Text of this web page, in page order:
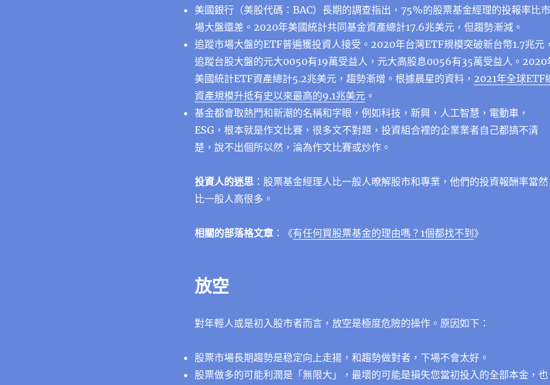
美國銀行（美股代碼：BAC）長期的調查指出，75%的股票基金經理的投報率比市
場大盤還差。2020年美國統計共同基⾦資產總計17.6兆美元，但趨勢漸減。
追蹤市場大盤的ETF普遍獲投資人接受。2020年台灣ETF規模突破新台幣1.7兆元，
追蹤台股大盤的元大0050有19萬受益人，元大高股息0056有35萬受益人。2020
美國統計ETF資產總計5.2兆美元，趨勢漸增。根據晨星的資料， 2021年全球ETF
資產規模升抵有史以來最高的9.1兆美元。
基金都會取熱門和新潮的名稱和字眼，例如科技，新興，人工智慧，電動車，
ESG，根本就是作文比賽，很多文不對題，投資組合裡的企業業者自己都搞不清
楚，說不出個所以然，淪為作文比賽或炒作。
投資人的迷思： 股票基金經理人比一般人暸解股市和專業 ，他們的投資報酬率當然
比一般人高很多。
相關的部落格文章：《有任何買股票基金的理由嗎？1個都找不到 》
放空
對年輕人或是初入股市者而言，放空是極度危險的操作。原因如下：
股票市場長期趨勢是稳定向上走揚，和趨勢做對者，下場不會太好。
股票做多的可能利潤是「無限大」，最壞的可能是損失您當初投入的全部本金，也